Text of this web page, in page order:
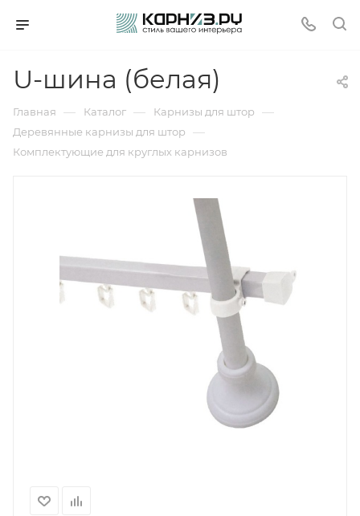
U-шина (белая)
Главная — Каталог — Карнизы для штор —
Деревянные карнизы для штор —
Комплектующие для круглых карнизов